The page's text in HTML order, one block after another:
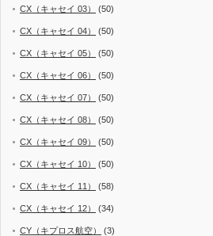
CX（キャセイ 03） (50)
CX（キャセイ 04） (50)
CX（キャセイ 05） (50)
CX（キャセイ 06） (50)
CX（キャセイ 07） (50)
CX（キャセイ 08） (50)
CX（キャセイ 09） (50)
CX（キャセイ 10） (50)
CX（キャセイ 11） (58)
CX（キャセイ 12） (34)
CY（キプロス航空） (3)